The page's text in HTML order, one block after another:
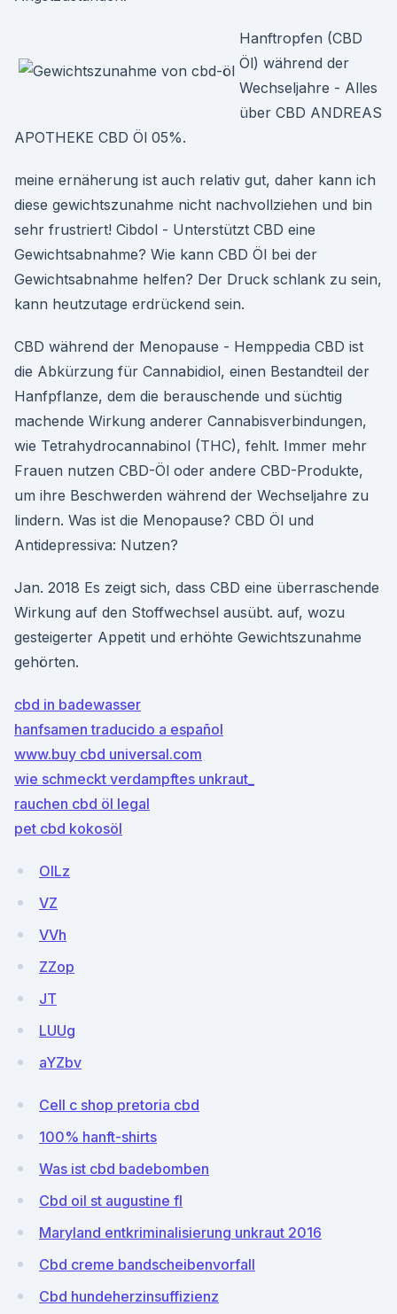
Hanftropfen (CBD
Öl) während der
Wechseljahre - Alles
über CBD ANDREAS
APOTHEKE CBD Öl 05%.
meine ernäherung ist auch relativ gut, daher kann ich
diese gewichtszunahme nicht nachvollziehen und bin
sehr frustriert! Cibdol - Unterstützt CBD eine
Gewichtsabnahme? Wie kann CBD Öl bei der
Gewichtsabnahme helfen? Der Druck schlank zu sein,
kann heutzutage erdrückend sein.
CBD während der Menopause - Hemppedia CBD ist
die Abkürzung für Cannabidiol, einen Bestandteil der
Hanfpflanze, dem die berauschende und süchtig
machende Wirkung anderer Cannabisverbindungen,
wie Tetrahydrocannabinol (THC), fehlt. Immer mehr
Frauen nutzen CBD-Öl oder andere CBD-Produkte,
um ihre Beschwerden während der Wechseljahre zu
lindern. Was ist die Menopause? CBD Öl und
Antidepressiva: Nutzen?
Jan. 2018 Es zeigt sich, dass CBD eine überraschende
Wirkung auf den Stoffwechsel ausübt. auf, wozu
gesteigerter Appetit und erhöhte Gewichtszunahme
gehörten.
cbd in badewasser
hanfsamen traducido a español
www.buy cbd universal.com
wie schmeckt verdampftes unkraut_
rauchen cbd öl legal
pet cbd kokosöl
OILz
VZ
VVh
ZZop
JT
LUUg
aYZbv
Cell c shop pretoria cbd
100% hanft-shirts
Was ist cbd badebomben
Cbd oil st augustine fl
Maryland entkriminalisierung unkraut 2016
Cbd creme bandscheibenvorfall
Cbd hundeherzinsuffizienz